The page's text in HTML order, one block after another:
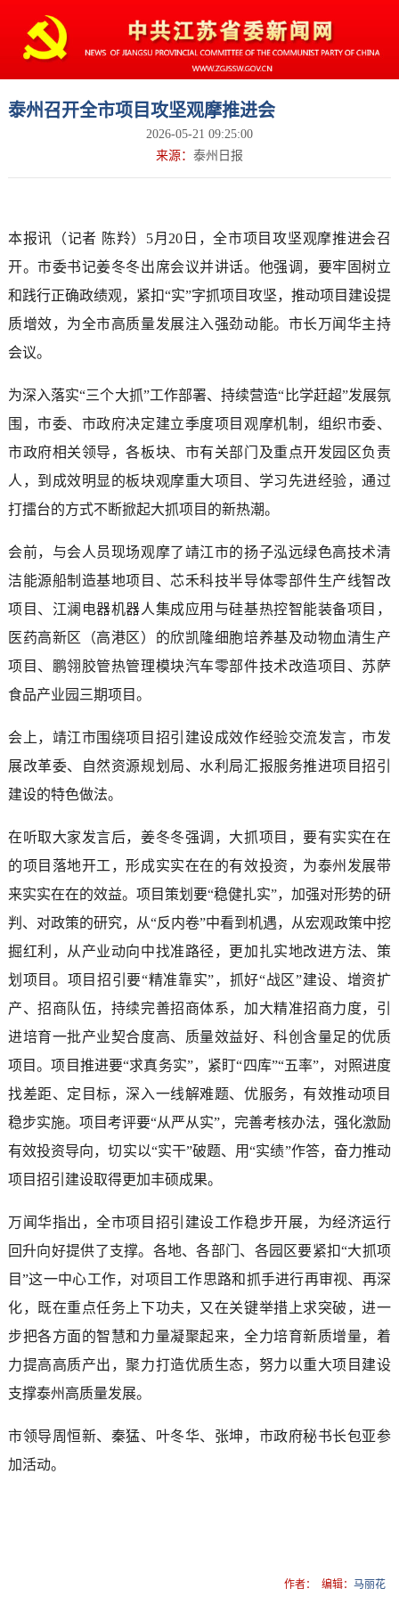
泰州召开全市项目攻坚观摩推进会
2026-05-21 09:25:00
来源： 泰州日报
本报讯（记者 陈羚）5月20日，全市项目攻坚观摩推进会召
开。市委书记姜冬冬出席会议并讲话。他强调，要牢固树立
和践行正确政绩观，紧扣“实”字抓项目攻坚，推动项目建设提
质增效，为全市高质量发展注入强劲动能。市长万闻华主持
会议。
为深入落实“三个大抓”工作部署、持续营造“比学赶超”发展氛
围，市委、市政府决定建立季度项目观摩机制，组织市委、
市政府相关领导，各板块、市有关部门及重点开发园区负责
人，到成效明显的板块观摩重大项目、学习先进经验，通过
打擂台的方式不断掀起大抓项目的新热潮。
会前，与会人员现场观摩了靖江市的扬子泓远绿色高技术清
洁能源船制造基地项目、芯禾科技半导体零部件生产线智改
项目、江澜电器机器人集成应用与硅基热控智能装备项目，
医药高新区（高港区）的欣凯隆细胞培养基及动物血清生产
项目、鹏翎胶管热管理模块汽车零部件技术改造项目、苏萨
食品产业园三期项目。
会上，靖江市围绕项目招引建设成效作经验交流发言，市发
展改革委、自然资源规划局、水利局汇报服务推进项目招引
建设的特色做法。
在听取大家发言后，姜冬冬强调，大抓项目，要有实实在在
的项目落地开工，形成实实在在的有效投资，为泰州发展带
来实实在在的效益。项目策划要“稳健扎实”，加强对形势的研
判、对政策的研究，从“反内卷”中看到机遇，从宏观政策中挖
掘红利，从产业动向中找准路径，更加扎实地改进方法、策
划项目。项目招引要“精准靠实”，抓好“战区”建设、增资扩
产、招商队伍，持续完善招商体系，加大精准招商力度，引
进培育一批产业契合度高、质量效益好、科创含量足的优质
项目。项目推进要“求真务实”，紧盯“四库”“五率”，对照进度
找差距、定目标，深入一线解难题、优服务，有效推动项目
稳步实施。项目考评要“从严从实”，完善考核办法，强化激励
有效投资导向，切实以“实干”破题、用“实绩”作答，奋力推动
项目招引建设取得更加丰硕成果。
万闻华指出，全市项目招引建设工作稳步开展，为经济运行
回升向好提供了支撑。各地、各部门、各园区要紧扣“大抓项
目”这一中心工作，对项目工作思路和抓手进行再审视、再深
化，既在重点任务上下功夫，又在关键举措上求突破，进一
步把各方面的智慧和力量凝聚起来，全力培育新质增量，着
力提高高质产出，聚力打造优质生态，努力以重大项目建设
支撑泰州高质量发展。
市领导周恒新、秦猛、叶冬华、张坤，市政府秘书长包亚参
加活动。
作者： 编辑：马丽花